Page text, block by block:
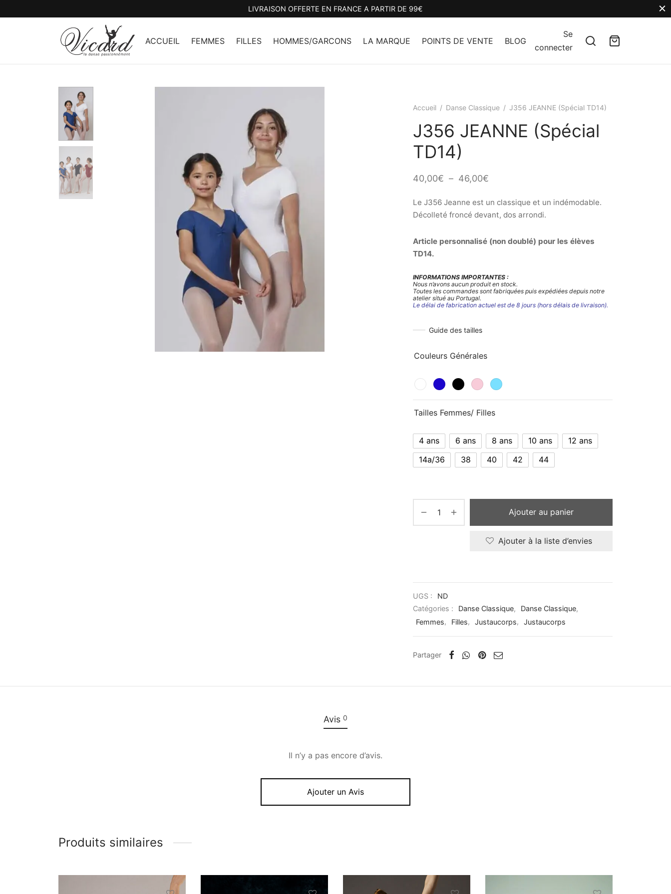
LIVRAISON OFFERTE EN FRANCE A PARTIR DE 99€
ACCUEIL FEMMES FILLES HOMMES/GARCONS LA MARQUE POINTS DE VENTE BLOG
Se
connecter
Accueil / Danse Classique / J356 JEANNE (Spécial TD14)
J356 JEANNE (Spécial
TD14)
40,00€ – 46,00€
prix :
40,00€
à
Le J356 Jeanne est un classique et un indémodable.
Décolleté froncé devant, dos arrondi.
Article personnalisé (non doublé) pour les élèves
TD14.
INFORMATIONS IMPORTANTES :
Nous n’avons aucun produit en stock.
Toutes les commandes sont fabriquées puis expédiées depuis notre
atelier situé au Portugal.
Le délai de fabrication actuel est de 8 jours (hors délais de livraison).
Guide des tailles
Couleurs Générales
Tailles Femmes/ Filles
4 ans 6 ans 8 ans 10 ans
12 ans
14a/36
38 40 42 44
Ajouter au panier
Ajouter à la liste d’envies
UGS :
ND
Catégories :
Danse Classique, Danse Classique,
Femmes, Filles, Justaucorps, Justaucorps
Partager
Avis 0
Il n’y a pas encore d’avis.
Ajouter un Avis
Produits similaires